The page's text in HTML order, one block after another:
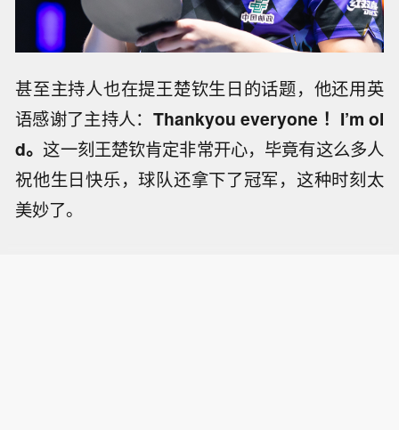
甚至主持人也在提王楚钦生日的话题，他还用英
语感谢了主持人： Thankyou everyone ！I’m ol
d。 这一刻王楚钦肯定非常开心，毕竟有这么多人
祝他生日快乐，球队还拿下了冠军，这种时刻太
美妙了。